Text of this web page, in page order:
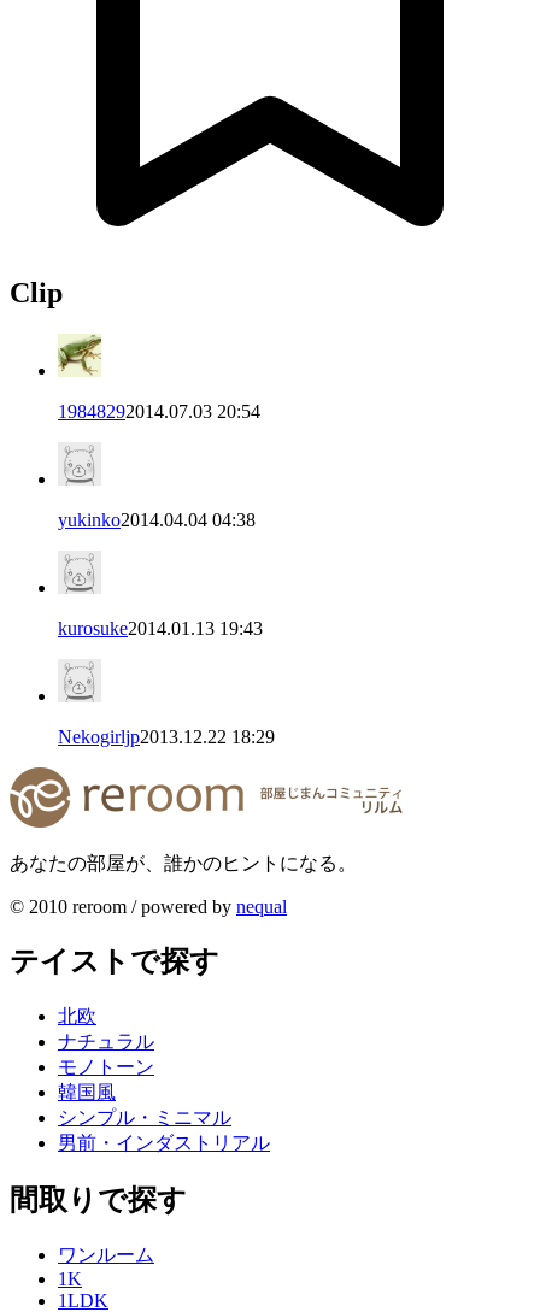
Clip
19848292014.07.03 20:54
yukinko2014.04.04 04:38
kurosuke2014.01.13 19:43
Nekogirljp2013.12.22 18:29
あなたの部屋が、誰かのヒントになる。
© 2010 reroom / powered by nequal
テイストで探す
北欧
ナチュラル
モノトーン
韓国風
シンプル・ミニマル
男前・インダストリアル
間取りで探す
ワンルーム
1K
1LDK